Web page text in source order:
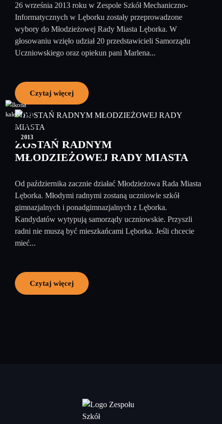
26 września 2013 roku w Zespole Szkół Mechaniczno-
Informatycznych w Lęborku zostały przeprowadzone
wybory do Młodzieżowej Rady Miasta Lęborka. W
głosowaniu wzięło udział 20 przedstawicieli Samorządu
Uczniowskiego oraz opiekun pani Marlena...
Czytaj więcej
09
wrzesień
2013
ZOSTAŃ RADNYM
MŁODZIEŻOWEJ RADY MIASTA
Od października zacznie działać Młodzieżowa Rada Miasta
Lęborka. Młodymi radnymi zostaną uczniowie szkół
gimnazjalnych i ponadgimnazjalnych z Lęborka.
Kandydatów wytypują samorządy uczniowskie. Przyszli
radni nie muszą być mieszkańcami Lęborka. Jeśli chcecie
mieć...
Czytaj więcej